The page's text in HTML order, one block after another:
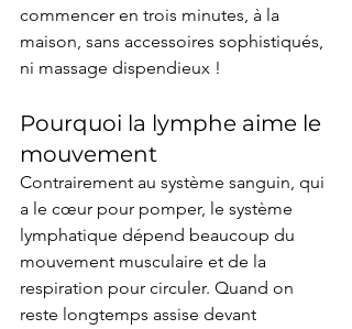
commencer en trois minutes, à la
maison, sans accessoires sophistiqués,
ni massage dispendieux !
Pourquoi la lymphe aime le
mouvement
Contrairement au système sanguin, qui
a le cœur pour pomper, le système
lymphatique dépend beaucoup du
mouvement musculaire et de la
respiration pour circuler. Quand on
reste longtemps assise devant